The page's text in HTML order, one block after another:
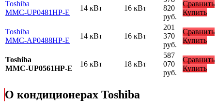
Toshiba
MMC-UP0481HP-E
14 кВт 16 кВт
820
руб.
Сравнить
Купить
Toshiba
MMC-AP0488HP-E
14 кВт 16 кВт
201
370
руб.
Сравнить
Купить
Toshiba
MMC-UP0561HP-E
16 кВт 18 кВт
587
070
руб.
Сравнить
Купить
О кондиционерах Toshiba